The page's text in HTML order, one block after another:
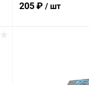
205 ₽ / шт